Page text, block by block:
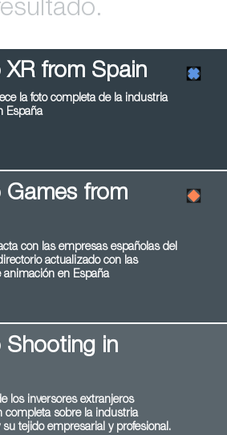
from Spain
la foto completa de la industria
España
Games from
con las empresas españolas del
actualizado con las
en España
Shooting in
los inversores extranjeros
completa sobre la industria
tejido empresarial y profesional.